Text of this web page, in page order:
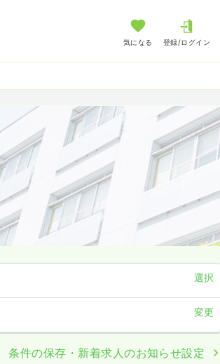
気になる 登録/ログイン
選択
変更
条件の保存・新着求人のお知らせ設定